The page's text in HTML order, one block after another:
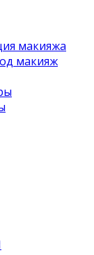
макияжа
макияж